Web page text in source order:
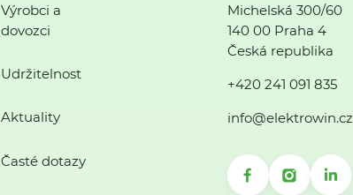
Výrobci a
dovozci
Udržitelnost
Aktuality
Časté dotazy
Michelská 300/60
140 00 Praha 4
Česká republika
+420 241 091 835
info@elektrowin.cz